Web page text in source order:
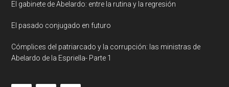
El gabinete de Abelardo: entre la rutina y la regresión
El pasado conjugado en futuro
Cómplices del patriarcado y la corrupción: las ministras de
Abelardo de la Espriella- Parte 1